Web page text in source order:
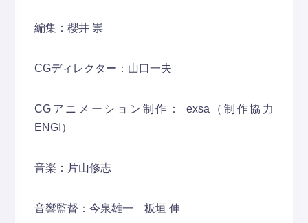
編集：櫻井 崇
CGディレクター：山口一夫
CGアニメーション制作： exsa（制作協力
ENGI）
音楽：片山修志
音響監督：今泉雄一 板垣 伸